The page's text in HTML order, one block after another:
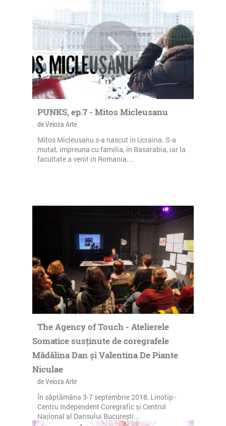
PUNKS, ep.7 - Mitos Micleusanu
de Veioza Arte
Mitos Micleusanu s-a nascut in Ucraina. S-a
mutat, impreuna cu familia, in Basarabia, iar la
facultate a venit in Romania....
The Agency of Touch - Atelierele
Somatice susținute de coregrafele
Mădălina Dan și Valentina De Piante
Niculae
de Veioza Arte
În săptămâna 3-7 septembrie 2018, Linotip -
Centru Independent Coregrafic și Centrul
Național al Dansului București...